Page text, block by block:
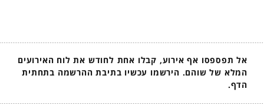
אל תפספסו אף אירוע, קבלו אחת לחודש את לוח האירועים
המלא של שוהם. הירשמו עכשיו בתיבת ההרשמה בתחתית
הדף.